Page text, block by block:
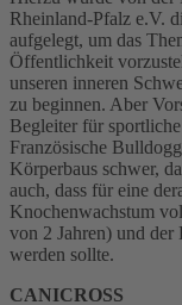
Rheinland-Pfalz e.V.
aufgelegt, um das
Öffentlichkeit
unseren inneren
zu beginnen. Aber
Begleiter für
Französische
Körperbaus schwer,
auch, dass für eine
Knochenwachstum
von 2 Jahren) und der
werden sollte.
CANICROSS